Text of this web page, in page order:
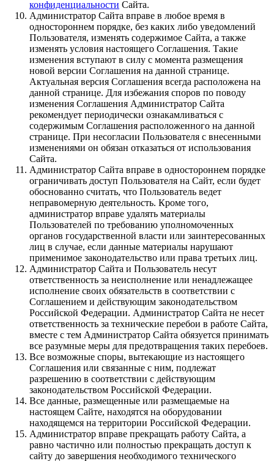
конфиденциальности Сайта.
Администратор Сайта вправе в любое время в
одностороннем порядке, без каких либо уведомлений
Пользователя, изменять содержимое Сайта, а также
изменять условия настоящего Соглашения. Такие
изменения вступают в силу с момента размещения
новой версии Соглашения на данной странице.
Актуальная версия Соглашения всегда расположена на
данной странице. Для избежания споров по поводу
изменения Соглашения Администратор Сайта
рекомендует периодически ознакамливаться с
содержимым Соглашения расположенного на данной
странице. При несогласии Пользователя с внесенными
изменениями он обязан отказаться от использования
Сайта.
Администратор Сайта вправе в одностороннем порядке
ограничивать доступ Пользователя на Сайт, если будет
обоснованно считать, что Пользователь ведет
неправомерную деятельность. Кроме того,
администратор вправе удалять материалы
Пользователей по требованию уполномоченных
органов государственной власти или заинтересованных
лиц в случае, если данные материалы нарушают
применимое законодательство или права третьих лиц.
Администратор Сайта и Пользователь несут
ответственность за неисполнение или ненадлежащее
исполнение своих обязательств в соответствии с
Соглашением и действующим законодательством
Российской Федерации. Администратор Сайта не несет
ответственность за технические перебои в работе Сайта,
вместе с тем Администратор Сайта обязуется принимать
все разумные меры для предотвращения таких перебоев.
Все возможные споры, вытекающие из настоящего
Соглашения или связанные с ним, подлежат
разрешению в соответствии с действующим
законодательством Российской Федерации.
Все данные, размещенные или размещаемые на
настоящем Сайте, находятся на оборудовании
находящемся на территории Российской Федерации.
Администратор вправе прекращать работу Сайта, а
равно частично или полностью прекращать доступ к
сайту до завершения необходимого технического